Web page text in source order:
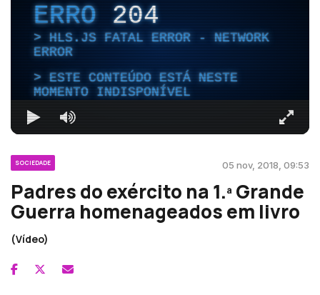
ERRO204
HLS.JS FATAL ERROR - NETWORK
ERROR
ESTE CONTEÚDO ESTÁ NESTE
MOMENTO INDISPONÍVEL
SOCIEDADE 05 nov, 2018, 09:53
Padres do exército na 1.ª Grande
Guerra homenageados em livro
(Vídeo)